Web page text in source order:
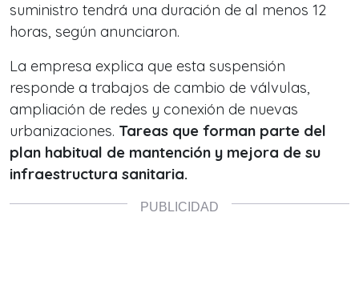
suministro tendrá una duración de al menos 12
horas, según anunciaron.
La empresa explica que esta suspensión
responde a trabajos de cambio de válvulas,
ampliación de redes y conexión de nuevas
urbanizaciones. Tareas que forman parte del
plan habitual de mantención y mejora de su
infraestructura sanitaria.